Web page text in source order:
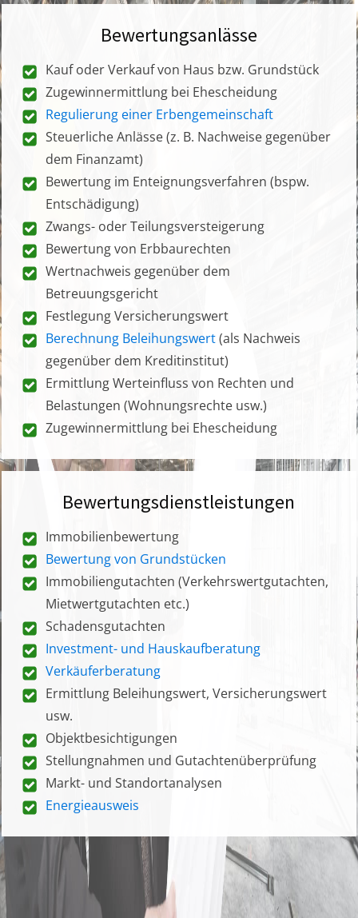
Bewertungsanlässe
Kauf oder Verkauf von Haus bzw. Grundstück
Zugewinnermittlung bei Ehescheidung
Regulierung einer Erbengemeinschaft
Steuerliche Anlässe (z. B. Nachweise gegenüber
dem Finanzamt)
Bewertung im Enteignungsverfahren (bspw.
Entschädigung)
Zwangs- oder Teilungsversteigerung
Bewertung von Erbbaurechten
Wertnachweis gegenüber dem
Betreuungsgericht
Festlegung Versicherungswert
Berechnung Beleihungswert(als Nachweis
gegenüber dem Kreditinstitut)
Ermittlung Werteinfluss von Rechten und
Belastungen (Wohnungsrechte usw.)
Zugewinnermittlung bei Ehescheidung
Bewertungsdienstleistungen
Immobilienbewertung
Bewertung von Grundstücken
Immobiliengutachten (Verkehrswertgutachten,
Mietwertgutachten etc.)
Schadensgutachten
Investment- und Hauskaufberatung
Verkäuferberatung
Ermittlung Beleihungswert, Versicherungswert
usw.
Objektbesichtigungen
Stellungnahmen und Gutachtenüberprüfung
Markt- und Standortanalysen
Energieausweis